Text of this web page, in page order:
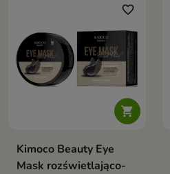

favorite_border
Kimoco Beauty Eye
Mask rozświetlająco-